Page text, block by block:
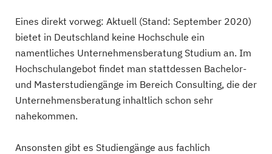
Eines direkt vorweg: Aktuell (Stand: September 2020)
bietet in Deutschland keine Hochschule ein
namentliches Unternehmensberatung Studium an. Im
Hochschulangebot findet man stattdessen Bachelor-
und Masterstudiengänge im Bereich Consulting, die der
Unternehmensberatung inhaltlich schon sehr
nahekommen.
Ansonsten gibt es Studiengänge aus fachlich